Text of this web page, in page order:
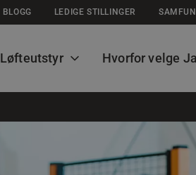
BLOGG LEDIGE STILLINGER
Løfteutstyr Hvorfor velge